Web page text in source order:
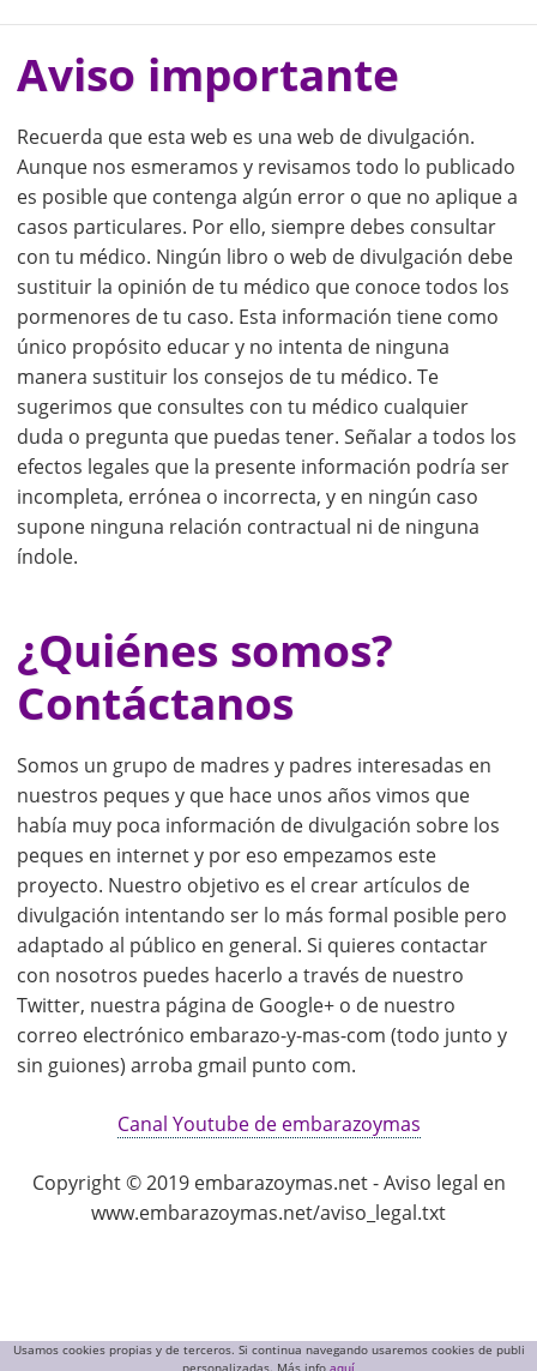
Usamos cookies propias y de terceros. Si continua navegando usaremos cookies de publi
Aviso importante
Recuerda que esta web es una web de divulgación.
Aunque nos esmeramos y revisamos todo lo publicado
es posible que contenga algún error o que no aplique a
casos particulares. Por ello, siempre debes consultar
con tu médico. Ningún libro o web de divulgación debe
sustituir la opinión de tu médico que conoce todos los
pormenores de tu caso. Esta información tiene como
único propósito educar y no intenta de ninguna
manera sustituir los consejos de tu médico. Te
sugerimos que consultes con tu médico cualquier
duda o pregunta que puedas tener. Señalar a todos los
efectos legales que la presente información podría ser
incompleta, errónea o incorrecta, y en ningún caso
supone ninguna relación contractual ni de ninguna
índole.
¿Quiénes somos?
Contáctanos
Somos un grupo de madres y padres interesadas en
nuestros peques y que hace unos años vimos que
había muy poca información de divulgación sobre los
peques en internet y por eso empezamos este
proyecto. Nuestro objetivo es el crear artículos de
divulgación intentando ser lo más formal posible pero
adaptado al público en general. Si quieres contactar
con nosotros puedes hacerlo a través de nuestro
Twitter, nuestra página de Google+ o de nuestro
correo electrónico embarazo-y-mas-com (todo junto y
sin guiones) arroba gmail punto com.
Canal Youtube de embarazoymas
Copyright © 2019 embarazoymas.net - Aviso legal en
www.embarazoymas.net/aviso_legal.txt